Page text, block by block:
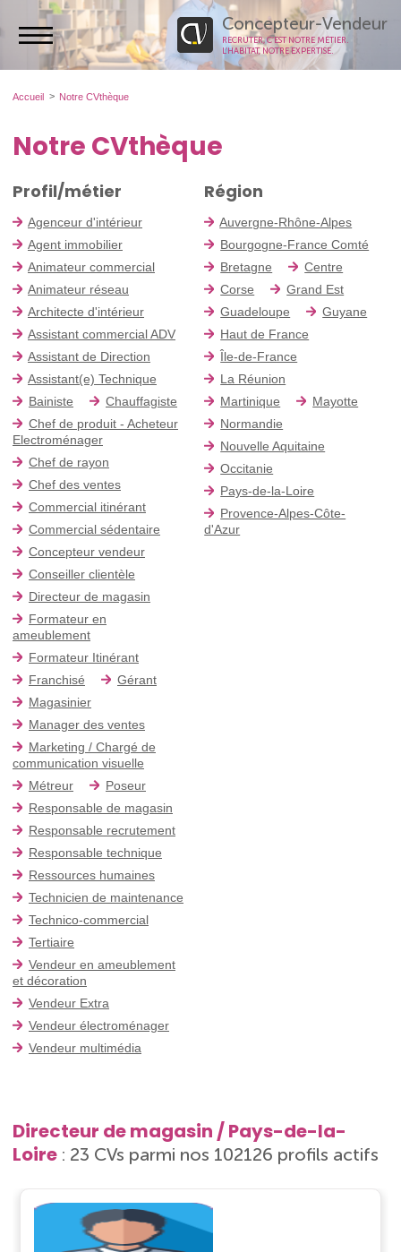
Concepteur-Vendeur
RECRUTER, C’EST NOTRE MÉTIER.
L’HABITAT, NOTRE EXPERTISE.
Accueil Notre CVthèque
Notre CVthèque
Profil/métier
Agenceur d'intérieur
Agent immobilier
Animateur commercial
Animateur réseau
Architecte d'intérieur
Assistant commercial ADV
Assistant de Direction
Assistant(e) Technique
Bainiste
Chauffagiste
Chef de produit - Acheteur
Electroménager
Chef de rayon
Chef des ventes
Commercial itinérant
Commercial sédentaire
Concepteur vendeur
Conseiller clientèle
Directeur de magasin
Formateur en
ameublement
Formateur Itinérant
Franchisé
Gérant
Magasinier
Manager des ventes
Marketing / Chargé de
communication visuelle
Métreur
Poseur
Responsable de magasin
Responsable recrutement
Responsable technique
Ressources humaines
Technicien de maintenance
Technico-commercial
Tertiaire
Vendeur en ameublement
et décoration
Vendeur Extra
Vendeur électroménager
Vendeur multimédia
Région
Auvergne-Rhône-Alpes
Bourgogne-France Comté
Bretagne
Centre
Corse
Grand Est
Guadeloupe
Guyane
Haut de France
Île-de-France
La Réunion
Martinique
Mayotte
Normandie
Nouvelle Aquitaine
Occitanie
Pays-de-la-Loire
Provence-Alpes-Côte-
d'Azur
Directeur de magasin / Pays-de-la-
Loire : 23 CVs parmi nos 102126 profils actifs